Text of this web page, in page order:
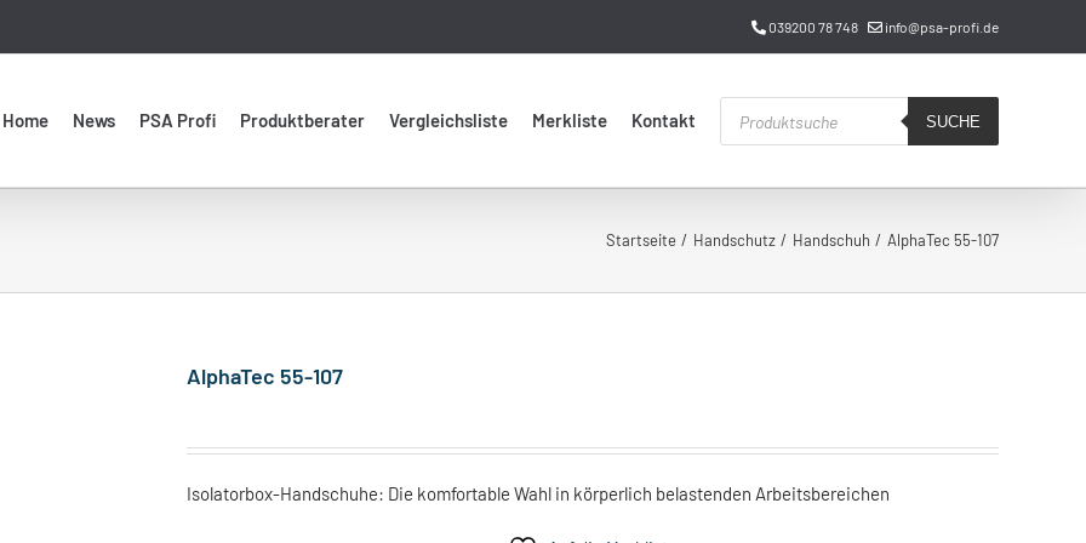
039200 78 748 info@psa-profi.de
Home News PSA Profi Produktberater Vergleichsliste Merkliste Kontakt
Products
search
SUCHE
Startseite Handschutz Handschuh AlphaTec 55-107
AlphaTec 55-107
Isolatorbox-Handschuhe: Die komfortable Wahl in körperlich belastenden Arbeitsbereichen